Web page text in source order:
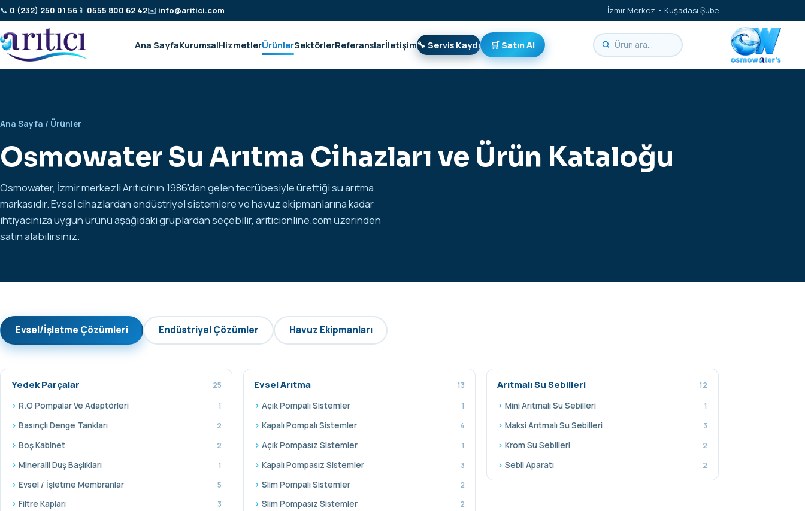
📞 0 (232) 250 01 56 📱 0555 800 62 42✉️ info@aritici.com İzmir Merkez • Kuşadası Şube
Ana SayfaKurumsalHizmetlerÜrünlerSektörlerReferanslarİletişim🔧 Servis Kaydı 🛒 Satın Al
Ana Sayfa / Ürünler
Osmowater Su Arıtma Cihazları ve Ürün Kataloğu
Osmowater, İzmir merkezli Arıtıcı'nın 1986'dan gelen tecrübesiyle ürettiği su arıtma
markasıdır. Evsel cihazlardan endüstriyel sistemlere ve havuz ekipmanlarına kadar
ihtiyacınıza uygun ürünü aşağıdaki gruplardan seçebilir, ariticionline.comüzerinden
satın alabilirsiniz.
Evsel/İşletme Çözümleri Endüstriyel Çözümler Havuz Ekipmanları
Yedek Parçalar 25
R.O Pompalar Ve Adaptörleri 1
Basınçlı Denge Tankları 2
Boş Kabinet 2
Mineralli Duş Başlıkları 1
Evsel / İşletme Membranlar 5
Filtre Kapları 3
Evsel Arıtma 13
Açık Pompalı Sistemler 1
Kapalı Pompalı Sistemler 4
Açık Pompasız Sistemler 1
Kapalı Pompasız Sistemler 3
Slim Pompalı Sistemler 2
Slim Pompasız Sistemler 2
Arıtmalı Su Sebilleri 12
Mini Arıtmalı Su Sebilleri 1
Maksi Arıtmalı Su Sebilleri 3
Krom Su Sebilleri 2
Sebil Aparatı 2